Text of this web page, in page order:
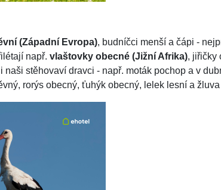
(Západní Evropa), budníčci menší a čápi -
např. vlaštovky obecné (Jižní Afrika), jiřičky
naši stěhovaví dravci - např. moták pochop a v
rorýs obecný, ťuhýk obecný, lelek lesní a